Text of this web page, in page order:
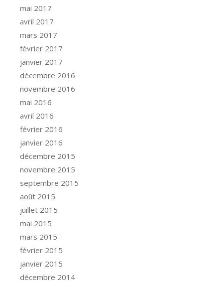
mai 2017
avril 2017
mars 2017
février 2017
janvier 2017
décembre 2016
novembre 2016
mai 2016
avril 2016
février 2016
janvier 2016
décembre 2015
novembre 2015
septembre 2015
août 2015
juillet 2015
mai 2015
mars 2015
février 2015
janvier 2015
décembre 2014